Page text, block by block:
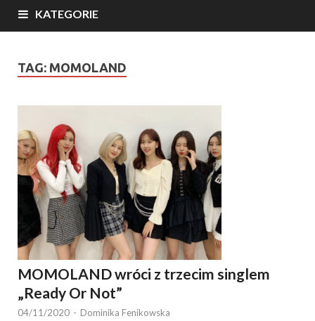
KATEGORIE
TAG: MOMOLAND
MOMOLAND wróci z trzecim singlem
„Ready Or Not”
04/11/2020 - Dominika Fenikowska